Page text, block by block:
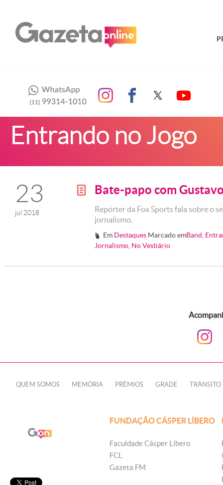
Entrando no Jogo
23
jul 2018
g Bate-papo com
Repórter da Fox Sports fala sobre o
jornalismo.
# Em Destaques Marcado emBand
Jornalismo No Vestiário
QUEM SOMOS MEMÓRIA PRÊMIOS GRADE TRÂNSITO
FUNDAÇÃO CÁSPER LÍBERO
Faculdade Cásper Líbero
FCL
Gazeta FM